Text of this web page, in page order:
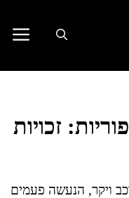
זכויות
ויקר, הנעשה פעמים